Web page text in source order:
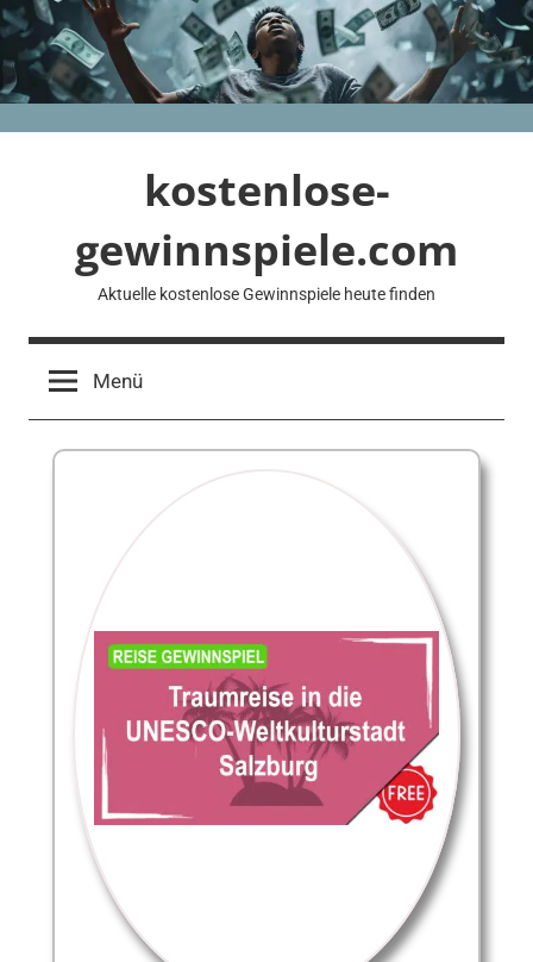
Zum
Inhalt
springen
kostenlose-
gewinnspiele.com
Aktuelle kostenlose Gewinnspiele heute finden
Menü